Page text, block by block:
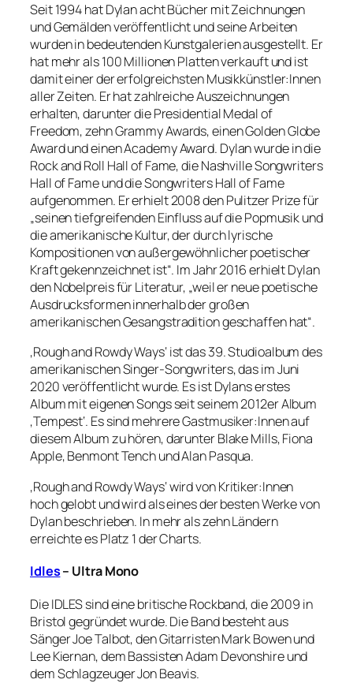
Seit 1994 hat Dylan acht Bücher mit Zeichnungen
und Gemälden veröffentlicht und seine Arbeiten
wurden in bedeutenden Kunstgalerien ausgestellt. Er
hat mehr als 100 Millionen Platten verkauft und ist
damit einer der erfolgreichsten Musikkünstler:Innen
aller Zeiten. Er hat zahlreiche Auszeichnungen
erhalten, darunter die Presidential Medal of
Freedom, zehn Grammy Awards, einen Golden Globe
Award und einen Academy Award. Dylan wurde in die
Rock and Roll Hall of Fame, die Nashville Songwriters
Hall of Fame und die Songwriters Hall of Fame
aufgenommen. Er erhielt 2008 den Pulitzer Prize für
„seinen tiefgreifenden Einfluss auf die Popmusik und
die amerikanische Kultur, der durch lyrische
Kompositionen von außergewöhnlicher poetischer
Kraft gekennzeichnet ist“. Im Jahr 2016 erhielt Dylan
den Nobelpreis für Literatur, „weil er neue poetische
Ausdrucksformen innerhalb der großen
amerikanischen Gesangstradition geschaffen hat“.
‚Rough and Rowdy Ways‘ ist das 39. Studioalbum des
amerikanischen Singer-Songwriters, das im Juni
2020 veröffentlicht wurde. Es ist Dylans erstes
Album mit eigenen Songs seit seinem 2012er Album
‚Tempest‘. Es sind mehrere Gastmusiker:Innen auf
diesem Album zu hören, darunter Blake Mills, Fiona
Apple, Benmont Tench und Alan Pasqua.
‚Rough and Rowdy Ways‘ wird von Kritiker:Innen
hoch gelobt und wird als eines der besten Werke von
Dylan beschrieben. In mehr als zehn Ländern
erreichte es Platz 1 der Charts.
Idles– Ultra Mono
Die IDLES sind eine britische Rockband, die 2009 in
Bristol gegründet wurde. Die Band besteht aus
Sänger Joe Talbot, den Gitarristen Mark Bowen und
Lee Kiernan, dem Bassisten Adam Devonshire und
dem Schlagzeuger Jon Beavis.